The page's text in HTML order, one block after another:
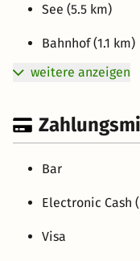
See (5.5 km)
Bahnhof (1.1 km)
weitere anzeigen
Bar
Electronic Cash
Visa